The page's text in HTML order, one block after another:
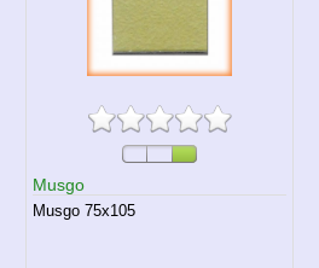
Musgo
Musgo 75x105